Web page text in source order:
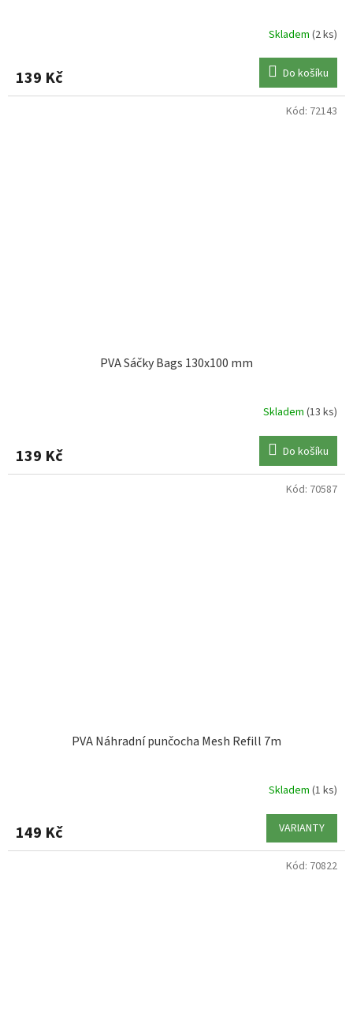
Skladem (2 ks)
139 Kč Do košíku
PVA Sáčky Bags 130x100 mm
Skladem (13 ks)
139 Kč Do košíku
Kód: 72143
PVA Náhradní punčocha Mesh Refill 7m
Skladem (1 ks)
149 Kč VARIANTY
Kód: 70587
Kód: 70822